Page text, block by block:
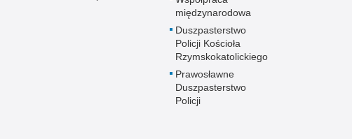
międzynarodowa
Duszpasterstwo
Policji Kościoła
Rzymskokatolickiego
Prawosławne
Duszpasterstwo
Policji